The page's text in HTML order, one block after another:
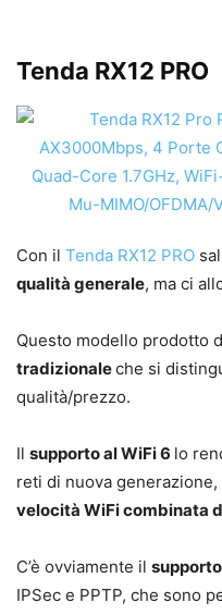
Tenda RX12 PRO
Con il Tenda RX12 PRO
qualità generale, ma ci
Questo modello prodotto
tradizionaleche si
qualità/prezzo.
Il supporto al WiFi 6 lo
reti di nuova
velocità WiFi combinata
C’è ovviamente il
IPSec e PPTP, che sono